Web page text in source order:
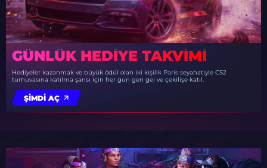
GÜNLÜK HEDIYE TAKVIMI
Hediyeler kazanmak ve büyük ödül olan iki kişilik Paris seyahatiyle CS2
turnuvasına katılma şansı için her gün geri gel ve çekilişe katıl.
ŞIMDI AÇ